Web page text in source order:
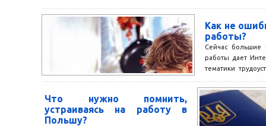
Как не
работы?
Сейчас большие
работы дает
тематики
работы....
Что нужно помнить,
устраиваясь на работу в
Польшу?